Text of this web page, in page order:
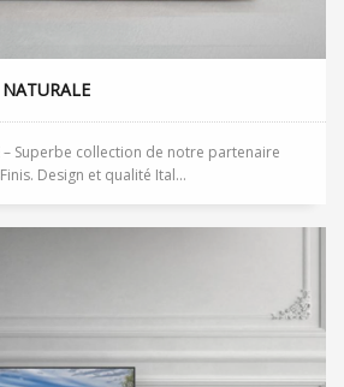
– Superbe collection de notre partenaire
Design et qualité Ital...